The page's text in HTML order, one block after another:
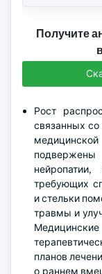
Получите
Рост
связанных
требующих
и стельки
травмы и
планов
о раннем